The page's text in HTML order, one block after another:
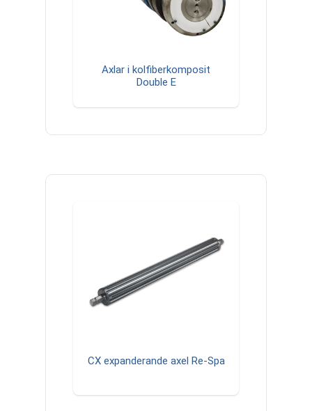
Axlar i kolfiberkomposit
Double E
CX expanderande axel Re-Spa